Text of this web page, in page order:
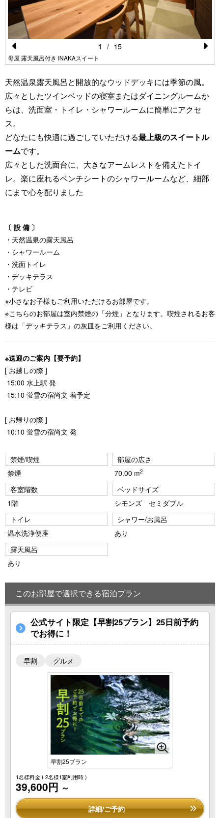
Pr
vi
o
u
s
母屋 露天風呂付き INAKAスイート
xt
1 / 15
天然温泉露天風呂と開放的なウッドデッキには季節の風。
広々としたツインベッドの寝室またはダイニングルームか
らは、洗面室・トイレ・シャワールームに簡単にアクセ
ス。
どなたにも快適に過ごしていただける最上級のスイートル
ームです。
広々とした洗面台に、大きなアームレストを備えたトイ
レ。楽に座れるベンチシートのシャワールームなど、細部
にまで心を配りました
〔 設 備 〕
・天然温泉の露天風呂
・シャワールーム
・洗面トイレ
・デッキテラス
・テレビ
※小さなお子様もご利用いただけるお部屋です。
※こちらのお部屋は室内禁煙の「分煙」となります。喫煙されるお客
様は「デッキテラス」の灰皿をご利用ください。
※送迎のご案内【要予約】
[ お越しの際 ]
15:00 水上駅 発
15:10 蛍雪の宿尚文 着予定
[ お帰りの際 ]
10:10 蛍雪の宿尚文 発
禁煙/喫煙
禁煙
部屋の広さ
70.00 m2
客室階数
1階
ベッドサイズ
シモンズ セミダブル
トイレ
温水洗浄便座
シャワー/お風呂
あり
露天風呂
あり
このお部屋で選択できる宿泊プラン
公式サイト限定【早割25プラン】25日前予約
でお得に！
早割 グルメ
早割25プラン
1名様料金( 2名様1室利用時 )
39,600円 ～
詳細/ご予約